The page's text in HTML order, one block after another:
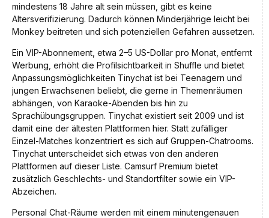
mindestens 18 Jahre alt sein müssen, gibt es keine
Altersverifizierung. Dadurch können Minderjährige leicht bei
Monkey beitreten und sich potenziellen Gefahren aussetzen.
Ein VIP-Abonnement, etwa 2–5 US-Dollar pro Monat, entfernt
Werbung, erhöht die Profilsichtbarkeit in Shuffle und bietet
Anpassungsmöglichkeiten Tinychat ist bei Teenagern und
jungen Erwachsenen beliebt, die gerne in Themenräumen
abhängen, von Karaoke-Abenden bis hin zu
Sprachübungsgruppen. Tinychat existiert seit 2009 und ist
damit eine der ältesten Plattformen hier. Statt zufälliger
Einzel-Matches konzentriert es sich auf Gruppen-Chatrooms.
Tinychat unterscheidet sich etwas von den anderen
Plattformen auf dieser Liste. Camsurf Premium bietet
zusätzlich Geschlechts- und Standortfilter sowie ein VIP-
Abzeichen.
Personal Chat-Räume werden mit einem minutengenauen